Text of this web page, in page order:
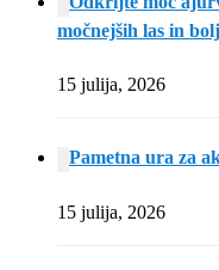
močnejših las in
15 julija, 2026
Pametna ura za
15 julija, 2026